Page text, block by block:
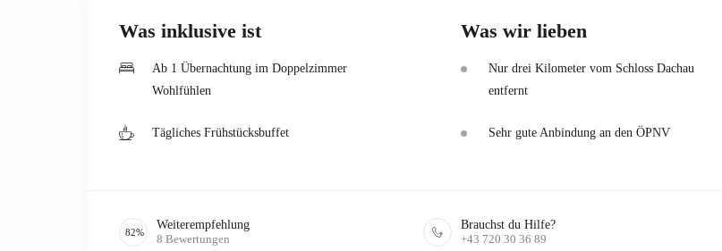
Was inklusive ist
Ab 1 Übernachtung im Doppelzimmer
Wohlfühlen
Tägliches Frühstücksbuffet
Was wir lieben
Nur drei Kilometer vom Schloss Dachau
entfernt
Sehr gute Anbindung an den ÖPNV
82%
Weiterempfehlung
8 Bewertungen
Brauchst du Hilfe?
+43 720 30 36 89